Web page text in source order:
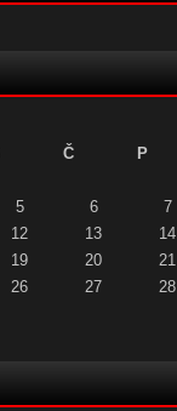
Č P
5 6 7
12 13 14
19 20 21
26 27 28